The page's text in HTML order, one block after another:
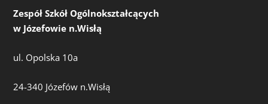
Zespół Szkół Ogólnokształcących
w Józefowie n.Wisłą
ul. Opolska 10a
24-340 Józefów n.Wisłą